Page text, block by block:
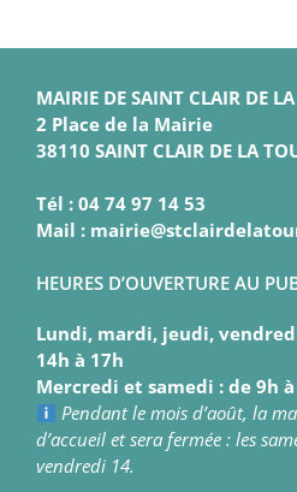
MAIRIE DE SAINT CLAIR DE
2 Place de la Mairie
38110 SAINT CLAIR DE LA
Tél : 04 74 97 14 53
Mail :
HEURES D’OUVERTURE AU
Lundi, mardi, jeudi,
14h à 17h
Mercredi et samedi : de 9h
Pendant le mois d’août, la
d’accueil et sera fermée : les
vendredi 14.